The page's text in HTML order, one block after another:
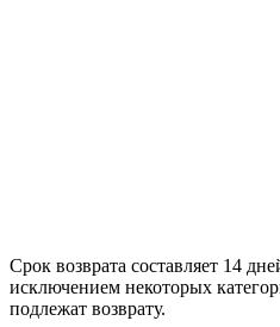
Срок возврата составляет 14
исключением некоторых
подлежат возврату.